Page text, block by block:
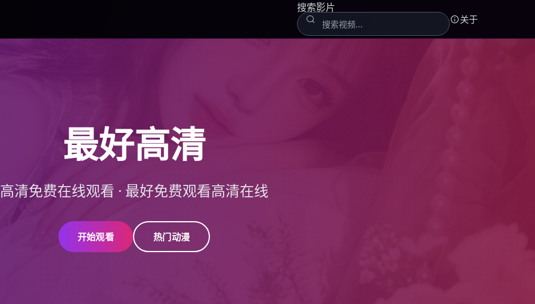
搜索影片
关于
最好高清
高清免费在线观看 · 最好免费观看高清在线
开始观看 热门动漫